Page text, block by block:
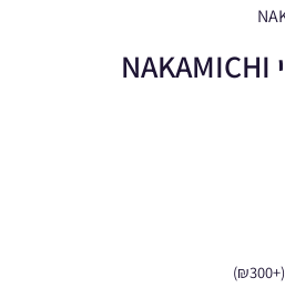
סאב וופר אקטיבי NAKAMICHI
(
+
₪300
)